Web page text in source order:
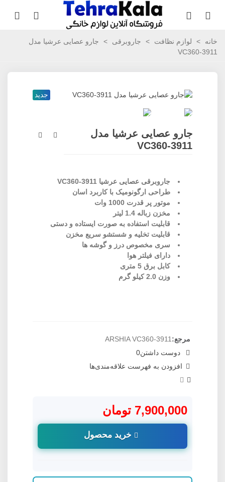
خانه > لوازم نظافت > جاروبرقی >
جارو عصایی عرشیا مدل
VC360-3911
جدید
جارو عصایی عرشیا مدل
VC360-3911
جاروبرقی عصایی عرشیا VC360-3911
طراحی ارگونومیک با کاربرد اسان
موتور پر قدرت 1000 وات
مخزن زباله 1.4 لیتر
قابلیت استفاده به صورت ایستاده و دستی
قابلیت تخلیه و شستشو سریع مخزن
سری مخصوص درز و گوشه ها
دارای فیلتر هوا
کابل برق 5 متری
وزن 2.0 کیلو گرم
مرجع: ARSHIA VC360-3911
دوست داشتن0
افزودن به فهرست علاقه‌مندی‌ها
7,900,000 تومان
خرید محصول